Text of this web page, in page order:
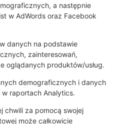
a następnie
w AdWords oraz Facebook
danych na podstawie
zainteresowań,
oglądanych produktów/usług.
demograficznych i danych
raportach Analytics.
chwili za pomocą swojej
może całkowicie